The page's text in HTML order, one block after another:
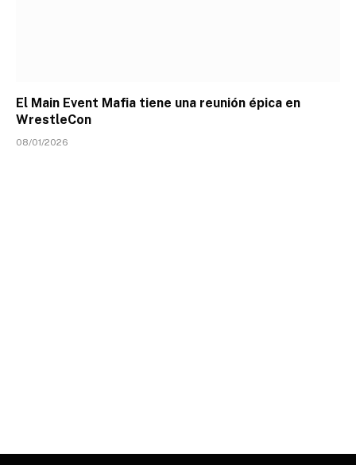
El Main Event Mafia tiene una reunión épica en
WrestleCon
08/01/2026